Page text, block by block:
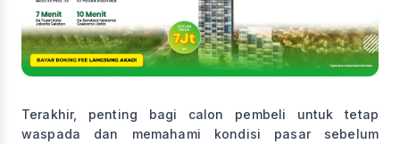
Terakhir, penting bagi calon pembeli untuk tetap
waspada dan memahami kondisi pasar sebelum